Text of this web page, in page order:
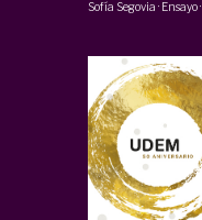
Sofía Segovia · Ensayo·